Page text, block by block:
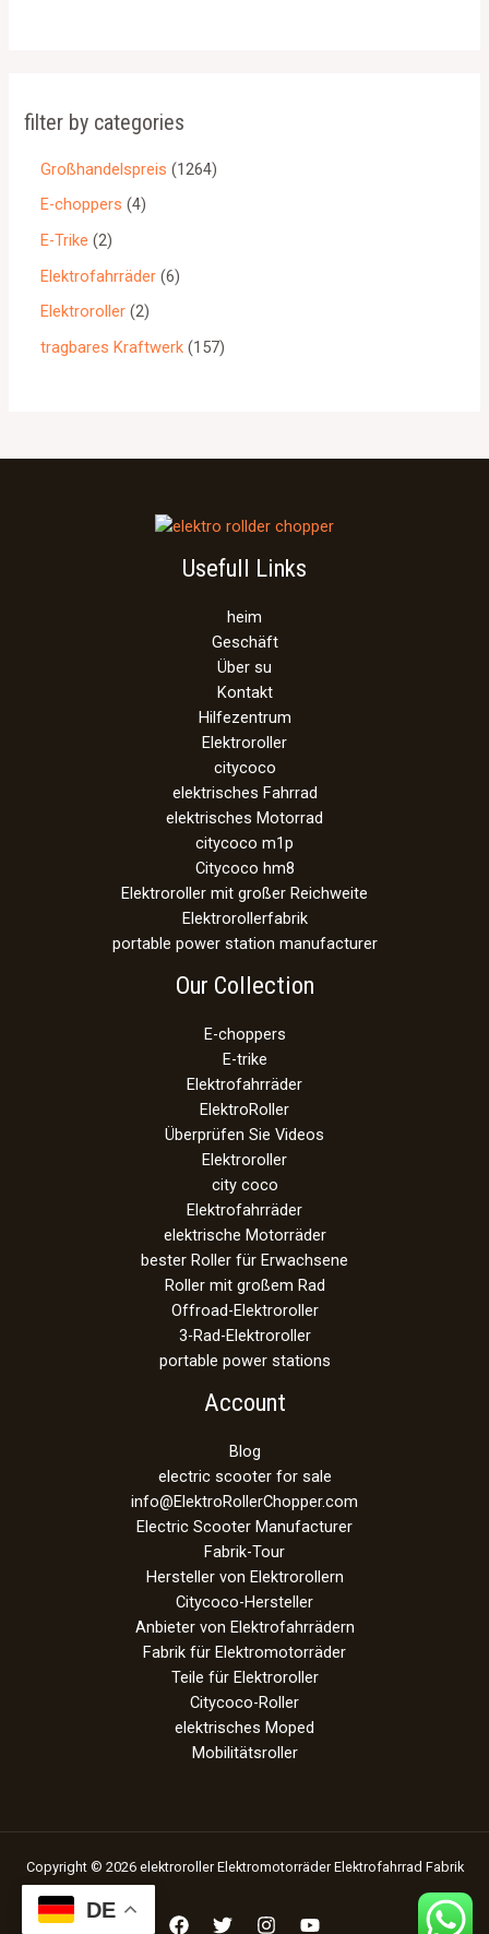
filter by categories
Großhandelspreis
1264
E-choppers 4
E-Trike 2
Elektrofahrräder 6
Elektroroller 2
tragbares Kraftwerk 157
Usefull Links
heim
Geschäft
Über su
Kontakt
Hilfezentrum
Elektroroller
citycoco
elektrisches Fahrrad
elektrisches Motorrad
citycoco m1p
Citycoco hm8
Elektroroller mit großer Reichweite
Elektrorollerfabrik
portable power station manufacturer
Our Collection
E-choppers
E-trike
Elektrofahrräder
ElektroRoller
Überprüfen Sie Videos
Elektroroller
city coco
Elektrofahrräder
elektrische Motorräder
bester Roller für Erwachsene
Roller mit großem Rad
Offroad-Elektroroller
3-Rad-Elektroroller
portable power stations
Account
Blog
electric scooter for sale
info@ElektroRollerChopper.com
Electric Scooter Manufacturer
Fabrik-Tour
Hersteller von Elektrorollern
Citycoco-Hersteller
Anbieter von Elektrofahrrädern
Fabrik für Elektromotorräder
Teile für Elektroroller
Citycoco-Roller
elektrisches Moped
Mobilitätsroller
Copyright © 2026 elektroroller Elektromotorräder Elektrofahrrad Fabrik
DE